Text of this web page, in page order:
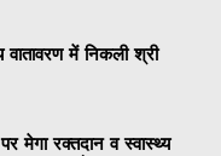
में निकली श्री
मेगा रक्तदान व स्वास्थ्य